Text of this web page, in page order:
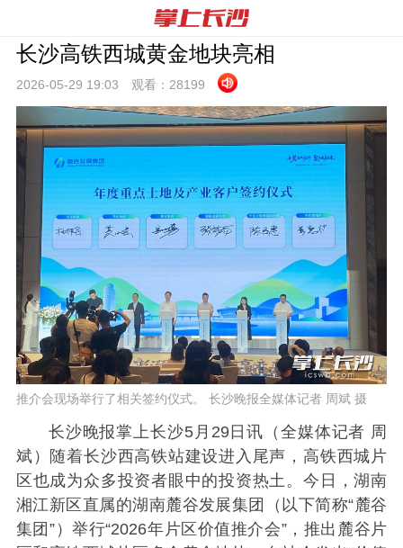
长沙高铁西城黄金地块亮相
2026-05-29 19:03 观看： 28199
推介会现场举行了相关签约仪式。 长沙晚报全媒体记者 周斌 摄
长沙晚报掌上长沙5月29日讯（全媒体记者 周
斌）随着长沙西高铁站建设进入尾声，高铁西城片
区也成为众多投资者眼中的投资热土。今日，湖南
湘江新区直属的湖南麓谷发展集团（以下简称“麓谷
集团”）举行“2026年片区价值推介会”，推出麓谷片